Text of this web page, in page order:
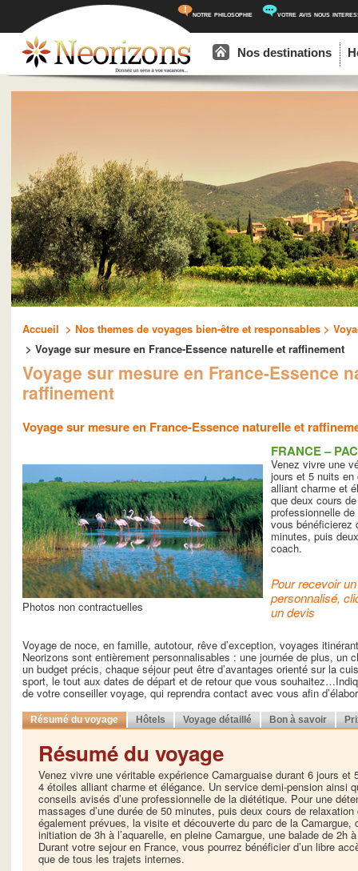
notre philosophie votre avis nous
Aller au contenu principal
Aller au contenu secondaire
Nos destinations
Accueil > Nos themes de voyages bien-être et responsables >
> Voyage sur mesure en France-Essence naturelle et raffinement
Voyage sur mesure en France-Essence
raffinement
Voyage sur mesure en France-Essence naturelle et
Photos non contractuelles
FRANCE –
Venez vivre une
jours et 5 nuits en
alliant charme et
que deux cours
professionnelle
vous bénéficierez
minutes, puis
coach.
Pour recevoir
personnalisé,
un devis
Voyage de noce, en famille, autotour, rêve d’exception, voyages
Neorizons sont entièrement personnalisables : une journée de plus, un
un budget précis, chaque séjour peut être d’avantages orienté sur la
sport, le tout aux dates de départ et de retour que vous
de votre conseiller voyage, qui reprendra contact avec vous afin
Résumé du voyage Hôtels Voyage détaillé Bon à savoir
Résumé du voyage
Venez vivre une véritable expérience Camarguaise durant 6 jours
4 étoiles alliant charme et élégance. Un service demi-pension ainsi
conseils avisés d’une professionnelle de la diététique. Pour une
massages d’une durée de 50 minutes, puis deux cours de
également prévues, la visite et découverte du parc de la
initiation de 3h à l’aquarelle, en pleine Camargue, une balade de
Durant votre sejour en France, vous pourrez bénéficier d’un libre
que de tous les trajets internes.